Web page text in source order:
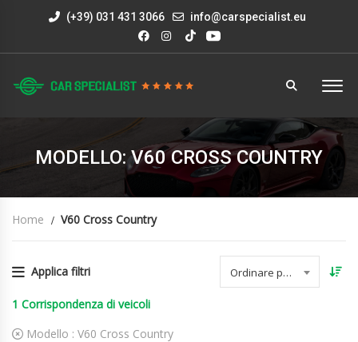
(+39) 031 431 3066 info@carspecialist.eu
MODELLO: V60 CROSS COUNTRY
Home V60 Cross Country
Applica filtri Ordinare per data
1 Corrispondenza di veicoli
Modello : V60 Cross Country